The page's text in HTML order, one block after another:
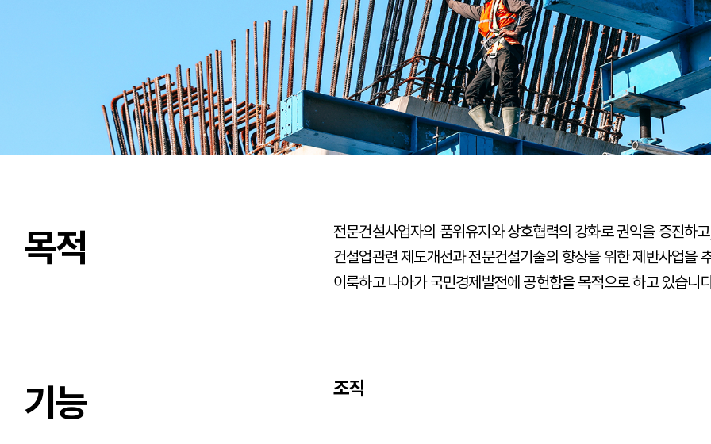
목적
전문건설사업자의 품위유지와 상호협력의 강화로 권익을 증진하
건설업관련 제도개선과 전문건설기술의 향상을 위한 제반사업을
이룩하고 나아가 국민경제발전에 공헌함을 목적으로 하고 있습니
기능 조직